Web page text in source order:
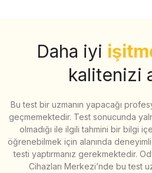
Daha iyi
kalitenizi
Bu test bir uzmanın yapacağı
geçmemektedir. Test sonucunda
olmadığı ile ilgili tahmini bir bilgi
öğrenebilmek için alanında
testi yaptırmanız gerekmektedir.
Cihazları Merkezi’nde bu test